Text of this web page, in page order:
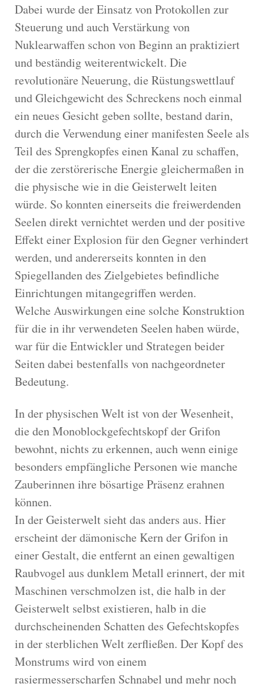
Dabei wurde der Einsatz von Protokollen zur
Steuerung und auch Verstärkung von
Nuklearwaffen schon von Beginn an praktiziert
und beständig weiterentwickelt. Die
revolutionäre Neuerung, die Rüstungswettlauf
und Gleichgewicht des Schreckens noch einmal
ein neues Gesicht geben sollte, bestand darin,
durch die Verwendung einer manifesten Seele als
Teil des Sprengkopfes einen Kanal zu schaffen,
der die zerstörerische Energie gleichermaßen in
die physische wie in die Geisterwelt leiten
würde. So konnten einerseits die freiwerdenden
Seelen direkt vernichtet werden und der positive
Effekt einer Explosion für den Gegner verhindert
werden, und andererseits konnten in den
Spiegellanden des Zielgebietes befindliche
Einrichtungen mitangegriffen werden.
Welche Auswirkungen eine solche Konstruktion
für die in ihr verwendeten Seelen haben würde,
war für die Entwickler und Strategen beider
Seiten dabei bestenfalls von nachgeordneter
Bedeutung.
In der physischen Welt ist von der Wesenheit,
die den Monoblockgefechtskopf der Grifon
bewohnt, nichts zu erkennen, auch wenn einige
besonders empfängliche Personen wie manche
Zauberinnen ihre bösartige Präsenz erahnen
können.
In der Geisterwelt sieht das anders aus. Hier
erscheint der dämonische Kern der Grifon in
einer Gestalt, die entfernt an einen gewaltigen
Raubvogel aus dunklem Metall erinnert, der mit
Maschinen verschmolzen ist, die halb in der
Geisterwelt selbst existieren, halb in die
durchscheinenden Schatten des Gefechtskopfes
in der sterblichen Welt zerfließen. Der Kopf des
Monstrums wird von einem
rasiermesserscharfen Schnabel und mehr noch